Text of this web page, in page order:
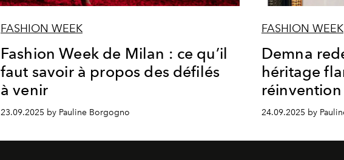
FASHION WEEK
Fashion Week de Milan : ce qu’il
faut savoir à propos des défilés
à venir
23.09.2025 by Pauline Borgogno
FASHION WEEK
Demna
héritage
24.09.2025 by